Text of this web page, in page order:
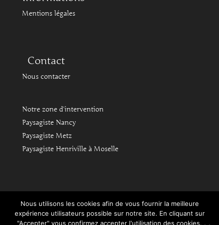
Mentions légales
Contact
Nous contacter
Notre zone d'intervention
Paysagiste Nancy
Paysagiste Metz
Paysagiste Henriville à Moselle
Nous utilisons les cookies afin de vous fournir la meilleure
expérience utilisateurs possible sur notre site. En cliquant sur
"Accepter" vous confirmez accepter l'utilisation des cookies.